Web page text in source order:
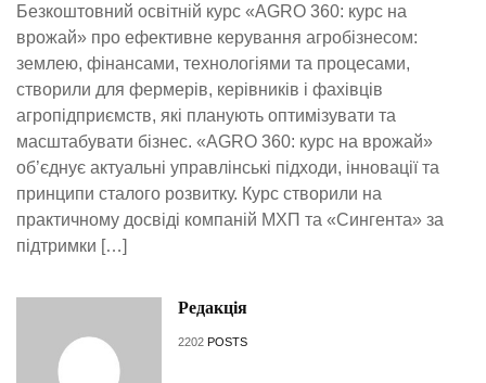
Безкоштовний освітній курс «AGRO 360: курс на
врожай» про ефективне керування агробізнесом:
землею, фінансами, технологіями та процесами,
створили для фермерів, керівників і фахівців
агропідприємств, які планують оптимізувати та
масштабувати бізнес. «AGRO 360: курс на врожай»
об’єднує актуальні управлінські підходи, інновації та
принципи сталого розвитку. Курс створили на
практичному досвіді компаній МХП та «Сингента» за
підтримки […]
Редакція
2202 POSTS